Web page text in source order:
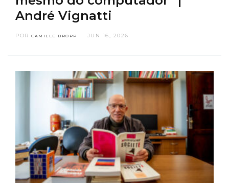
André Vignatti
POR CAMILLE BROPP JUN 16, 2026